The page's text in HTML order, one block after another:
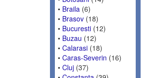
• Braila (6)
• Brasov (18)
• Bucuresti (12)
• Buzau (12)
• Calarasi (18)
• Caras-Severin (16)
• Cluj (37)